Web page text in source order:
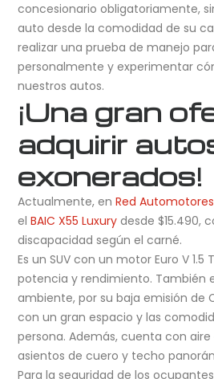
concesionario obligatoriamente,
auto desde la comodidad de su
realizar una prueba de manejo
personalmente y experimentar
nuestros autos.
¡Una gran
adquirir
exonerados!
Actualmente, enRed
elBAIC X55 Luxury desde $15.490,
discapacidad según el carné.
Es un SUV con un motor Euro V
potencia y rendimiento. También
ambiente, por su baja emisión de
con un gran espacio y las
persona. Además, cuenta con
asientos de cuero y techo
Para la seguridad de los